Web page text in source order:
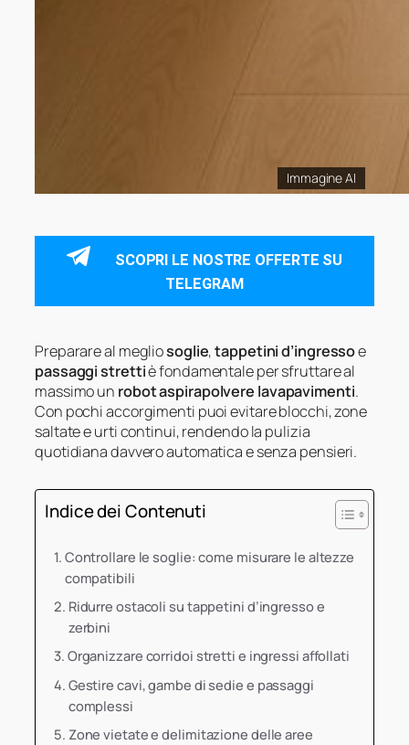
Immagine AI
SCOPRI LE NOSTRE OFFERTE SU
TELEGRAM
Preparare al megliosoglie,tappetini d’ingressoe
passaggi strettiè fondamentale per sfruttare al
massimo un robot aspirapolvere lavapavimenti.
Con pochi accorgimenti puoi evitare blocchi, zone
saltate e urti continui, rendendo la pulizia
quotidiana davvero automatica e senza pensieri.
Indice dei Contenuti
Controllare le soglie: come misurare le altezze
compatibili
Ridurre ostacoli su tappetini d’ingresso e
zerbini
Organizzare corridoi stretti e ingressi affollati
Gestire cavi, gambe di sedie e passaggi
complessi
Zone vietate e delimitazione delle aree